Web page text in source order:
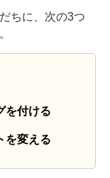
ちに、次の3つ
を付ける
を変える